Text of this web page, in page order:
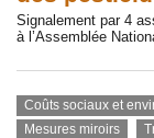
Signalement par 4
à l’Assemblée
Coûts sociaux et
Mesures miroirs